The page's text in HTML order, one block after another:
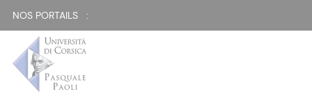
NOS PORTAILS :